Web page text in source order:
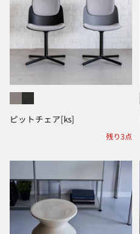
ピットチェア[ks]
残り3点